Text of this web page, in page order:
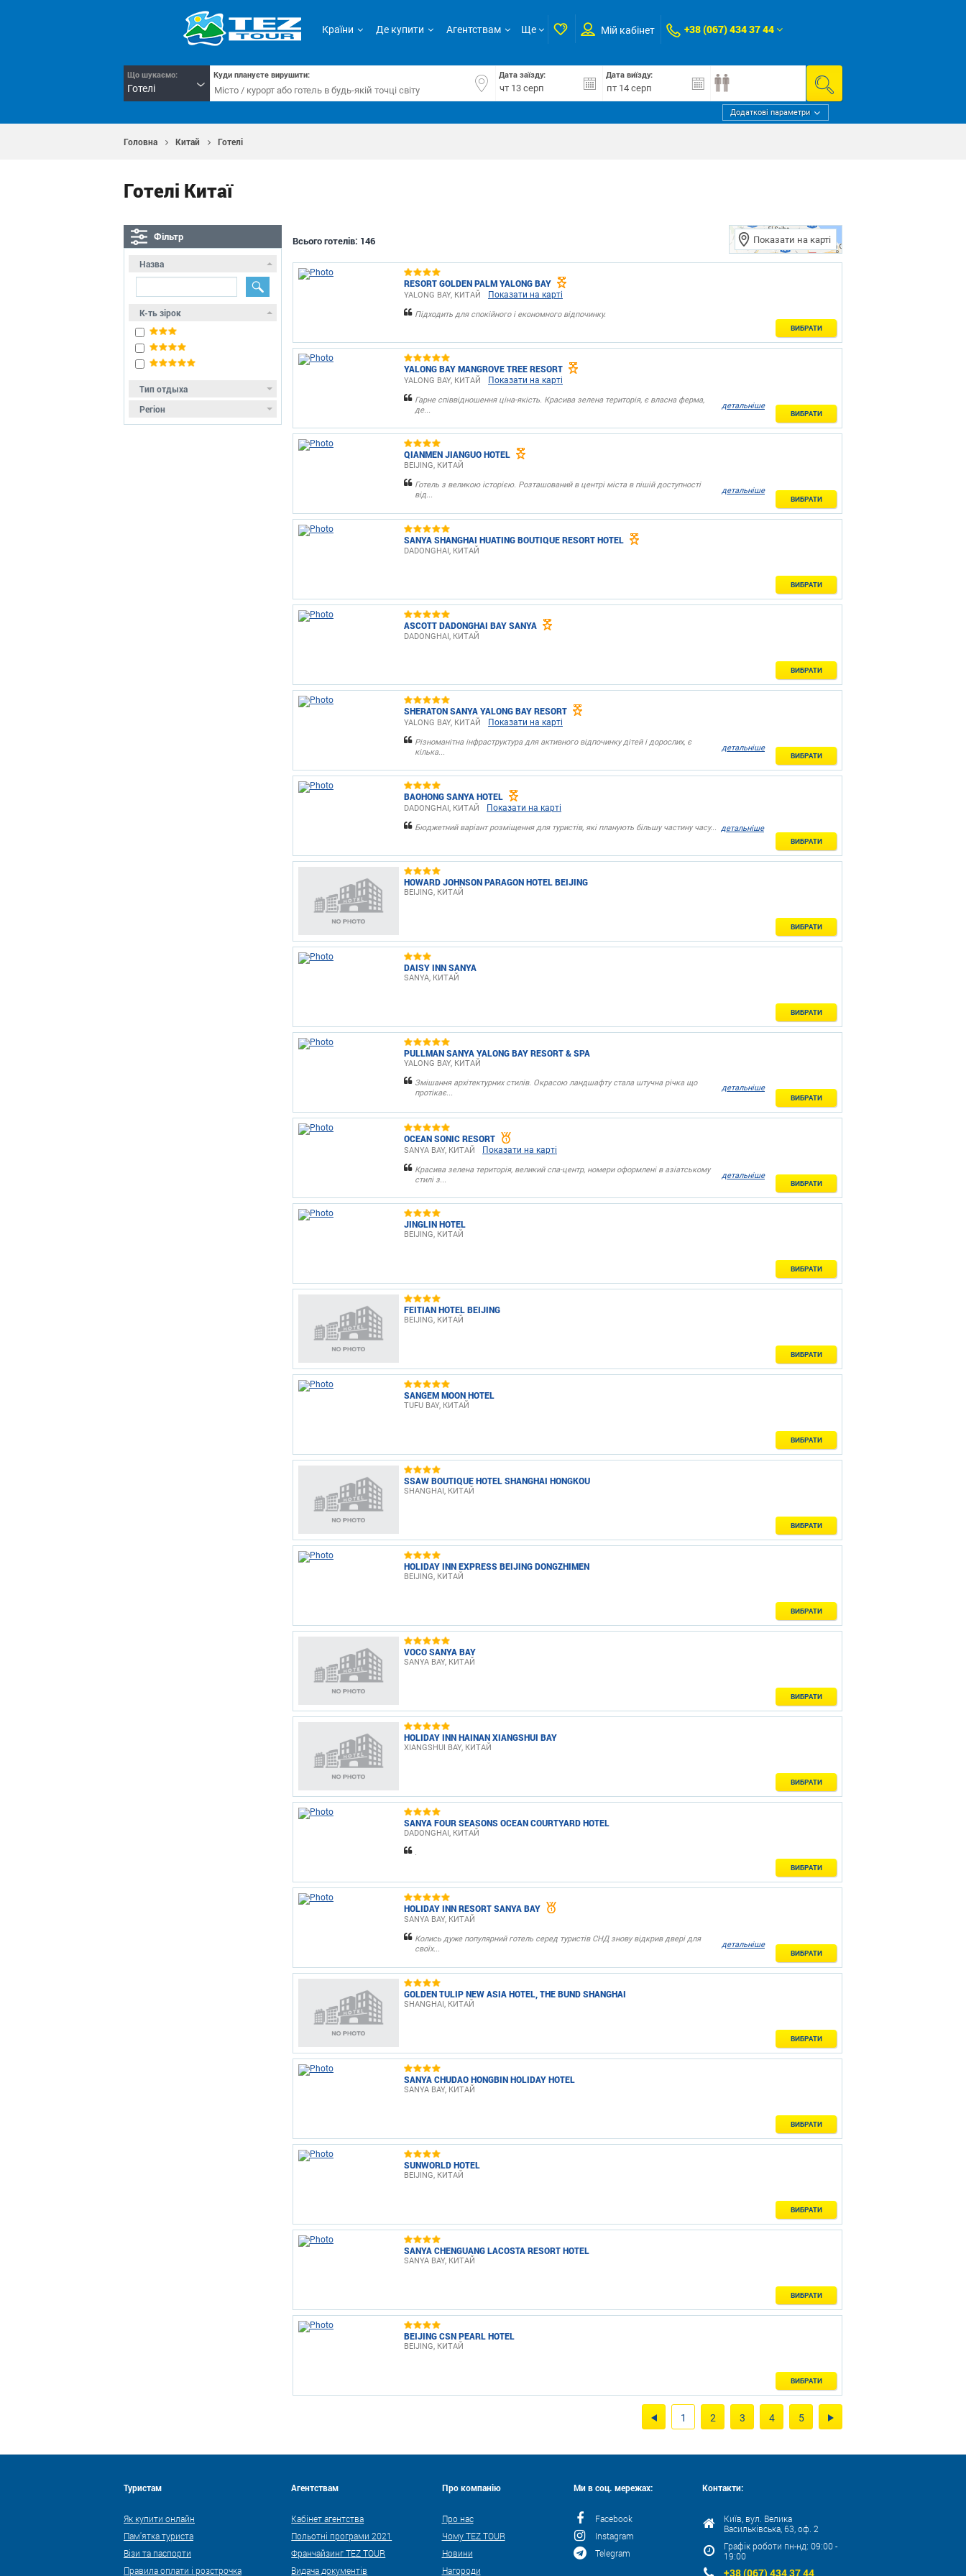
Країни Де купити Агентствам Ще Мій кабінет +38 (067) 434 37 44
Що шукаємо:
Готелі
Куди плануєте вирушити: Дата заїзду: Дата виїзду:
Додаткові параметри
Головна Китай Готелі
Готелі Китаї
Фільтр
Назва
К-ть зірок
Тип отдыха
Регіон
Всього готелів: 146 Показати на карті
RESORT GOLDEN PALM YALONG BAY
YALONG BAY, КИТАЙ Показати на карті
Підходить для спокійного і економного відпочинку.
ВИБРАТИ
YALONG BAY MANGROVE TREE RESORT
YALONG BAY, КИТАЙ Показати на карті
Гарне співвідношення ціна-якість. Красива зелена територія, є власна ферма,
де...
детальніше
ВИБРАТИ
QIANMEN JIANGUO HOTEL
BEIJING, КИТАЙ
Готель з великою історією. Розташований в центрі міста в пішій доступності
від...
детальніше
ВИБРАТИ
SANYA SHANGHAI HUATING BOUTIQUE RESORT HOTEL
DADONGHAI, КИТАЙ
ВИБРАТИ
ASCOTT DADONGHAI BAY SANYA
DADONGHAI, КИТАЙ
ВИБРАТИ
SHERATON SANYA YALONG BAY RESORT
YALONG BAY, КИТАЙ Показати на карті
Різноманітна інфраструктура для активного відпочинку дітей і дорослих, є
кілька...
детальніше
ВИБРАТИ
BAOHONG SANYA HOTEL
DADONGHAI, КИТАЙ Показати на карті
Бюджетний варіант розміщення для туристів, які планують більшу частину часу...
детальніше
ВИБРАТИ
HOWARD JOHNSON PARAGON HOTEL BEIJING
BEIJING, КИТАЙ
ВИБРАТИ
DAISY INN SANYA
SANYA, КИТАЙ
ВИБРАТИ
PULLMAN SANYA YALONG BAY RESORT & SPA
YALONG BAY, КИТАЙ
Змішання архітектурних стилів. Окрасою ландшафту стала штучна річка що
протікає...
детальніше
ВИБРАТИ
OCEAN SONIC RESORT
SANYA BAY, КИТАЙ Показати на карті
Красива зелена територія, великий спа-центр, номери оформлені в азіатському
стилі з...
детальніше
ВИБРАТИ
JINGLIN HOTEL
BEIJING, КИТАЙ
ВИБРАТИ
FEITIAN HOTEL BEIJING
BEIJING, КИТАЙ
ВИБРАТИ
SANGEM MOON HOTEL
TUFU BAY, КИТАЙ
ВИБРАТИ
SSAW BOUTIQUE HOTEL SHANGHAI HONGKOU
SHANGHAI, КИТАЙ
ВИБРАТИ
HOLIDAY INN EXPRESS BEIJING DONGZHIMEN
BEIJING, КИТАЙ
ВИБРАТИ
VOCO SANYA BAY
SANYA BAY, КИТАЙ
ВИБРАТИ
HOLIDAY INN HAINAN XIANGSHUI BAY
XIANGSHUI BAY, КИТАЙ
ВИБРАТИ
SANYA FOUR SEASONS OCEAN COURTYARD HOTEL
DADONGHAI, КИТАЙ
.
ВИБРАТИ
HOLIDAY INN RESORT SANYA BAY
SANYA BAY, КИТАЙ
Колись дуже популярний готель серед туристів СНД знову відкрив двері для
своїх...
детальніше
ВИБРАТИ
GOLDEN TULIP NEW ASIA HOTEL, THE BUND SHANGHAI
SHANGHAI, КИТАЙ
ВИБРАТИ
SANYA CHUDAO HONGBIN HOLIDAY HOTEL
SANYA BAY, КИТАЙ
ВИБРАТИ
SUNWORLD HOTEL
BEIJING, КИТАЙ
ВИБРАТИ
SANYA CHENGUANG LACOSTA RESORT HOTEL
SANYA BAY, КИТАЙ
ВИБРАТИ
BEIJING CSN PEARL HOTEL
BEIJING, КИТАЙ
ВИБРАТИ
1 2 3 4 5
Туристам
Як купити онлайн
Пам'ятка туриста
Візи та паспорти
Правила оплати і розстрочка
Агентствам
Кабінет агентства
Польотні програми 2021
Франчайзинг TEZ TOUR
Видача документів
Про компанію
Про нас
Чому TEZ TOUR
Новини
Нагороди
Ми в соц. мережах:
Facebook
Instagram
Telegram
Контакти:
Київ, вул. Велика
Васильківська, 63, оф. 2
Графік роботи пн-нд: 09:00 -
19:00
+38 (067) 434 37 44